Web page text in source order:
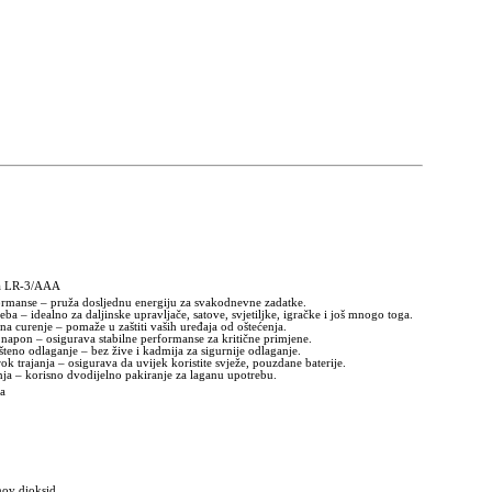
LR-3/AAA
– pruža dosljednu energiju za svakodnevne zadatke.
– idealno za daljinske upravljače, satove, svjetiljke, igračke i još mnogo toga.
curenje – pomaže u zaštiti vaših uređaja od oštećenja.
– osigurava stabilne performanse za kritične primjene.
odlaganje – bez žive i kadmija za sigurnije odlaganje.
trajanja – osigurava da uvijek koristite svježe, pouzdane baterije.
– korisno dvodijelno pakiranje za laganu upotrebu.